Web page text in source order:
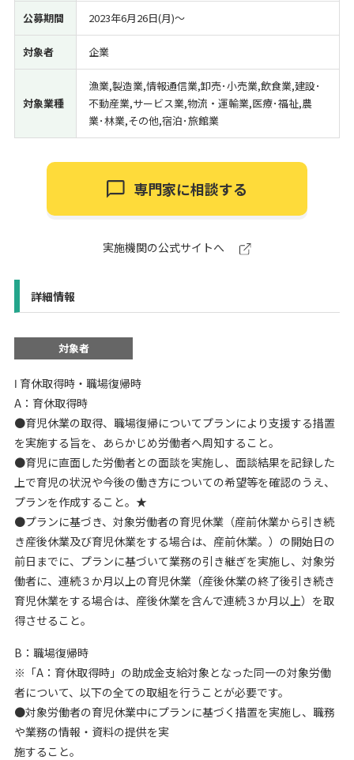
公募期間 2023年6月26日(月)〜
対象者 企業
対象業種
漁業,製造業,情報通信業,卸売･小売業,飲食業,建設･
不動産業,サービス業,物流・運輸業,医療･福祉,農
業･林業,その他,宿泊･旅館業
専門家に相談する
実施機関の公式サイトへ
詳細情報
対象者
Ⅰ 育休取得時・職場復帰時
A：育休取得時
●育児休業の取得、職場復帰についてプランにより支援する措置
を実施する旨を、あらかじめ労働者へ周知すること。
●育児に直面した労働者との面談を実施し、面談結果を記録した
上で育児の状況や今後の働き方についての希望等を確認のうえ、
プランを作成すること。★
●プランに基づき、対象労働者の育児休業（産前休業から引き続
き産後休業及び育児休業をする場合は、産前休業。）の開始日の
前日までに、プランに基づいて業務の引き継ぎを実施し、対象労
働者に、連続３か月以上の育児休業（産後休業の終了後引き続き
育児休業をする場合は、産後休業を含んで連続３か月以上）を取
得させること。
B：職場復帰時
※「A：育休取得時」の助成金支給対象となった同一の対象労働
者について、以下の全ての取組を行うことが必要です。
●対象労働者の育児休業中にプランに基づく措置を実施し、職務
や業務の情報・資料の提供を実
施すること。